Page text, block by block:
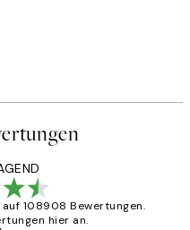
108908 Bewertungen.
hier an.